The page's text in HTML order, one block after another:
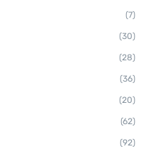
(7)
(30)
(28)
(36)
(20)
(62)
(92)